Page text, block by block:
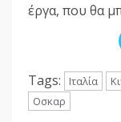
έργα, που θα
Tags: Ιταλία
Οσκαρ